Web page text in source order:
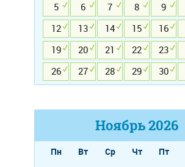
5
6 7 8 9
12
13 14 15 16
19
20 21 22 23
26
27 28 29 30
Ноябрь2026
Пн Вт Ср Чт Пт